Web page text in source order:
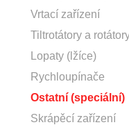
Vrtací zařízení
Tiltrotátory a
Lopaty (lžíce)
Rychloupínače
Ostatní (speciální)
Skrápěcí zařízení